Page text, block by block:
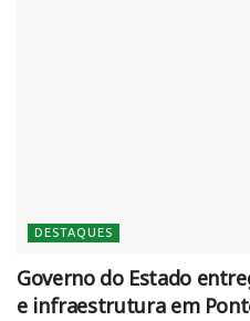
DESTAQUES
Governo do Estado
e infraestrutura em